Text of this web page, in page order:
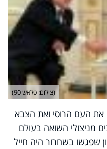
(צילום: פלאש 90)
את העם הרוסי ואת הצבא
מניצולי השואה בעולם
שפגשו בשחרור היה חייל